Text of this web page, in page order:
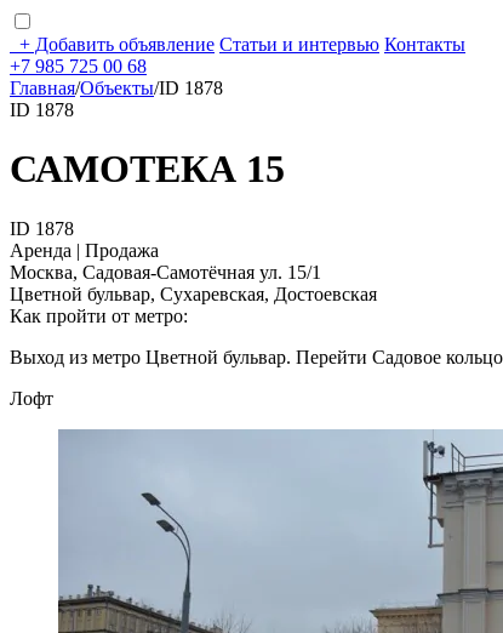
+ Добавить объявление Статьи и интервью Контакты
+7 985 725 00 68
Главная/Объекты/ID 1878
ID 1878
САМОТЕКА 15
ID 1878
Аренда | Продажа
Москва, Садовая-Самотёчная ул. 15/1
Цветной бульвар, Сухаревская, Достоевская
Как пройти от метро:
Выход из метро Цветной бульвар. Перейти Садовое
Лофт